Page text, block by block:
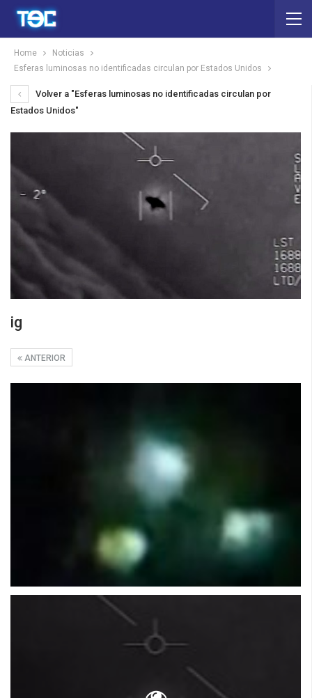
Home
Noticias
Esferas luminosas no identificadas circulan por Estados Unidos
Volver a "Esferas luminosas no identificadas circulan por
Estados Unidos"
ig
ANTERIOR